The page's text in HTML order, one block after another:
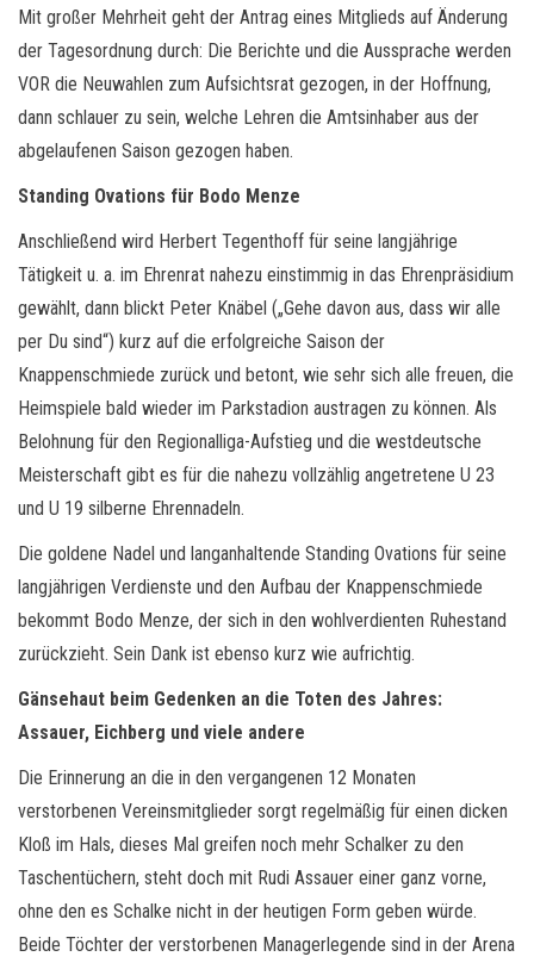
Mit großer Mehrheit geht der Antrag eines Mitglieds auf Änderung
der Tagesordnung durch: Die Berichte und die Aussprache werden
VOR die Neuwahlen zum Aufsichtsrat gezogen, in der Hoffnung,
dann schlauer zu sein, welche Lehren die Amtsinhaber aus der
abgelaufenen Saison gezogen haben.
Standing Ovations für Bodo Menze
Anschließend wird Herbert Tegenthoff für seine langjährige
Tätigkeit u. a. im Ehrenrat nahezu einstimmig in das Ehrenpräsidium
gewählt, dann blickt Peter Knäbel („Gehe davon aus, dass wir alle
per Du sind“) kurz auf die erfolgreiche Saison der
Knappenschmiede zurück und betont, wie sehr sich alle freuen, die
Heimspiele bald wieder im Parkstadion austragen zu können. Als
Belohnung für den Regionalliga-Aufstieg und die westdeutsche
Meisterschaft gibt es für die nahezu vollzählig angetretene U 23
und U 19 silberne Ehrennadeln.
Die goldene Nadel und langanhaltende Standing Ovations für seine
langjährigen Verdienste und den Aufbau der Knappenschmiede
bekommt Bodo Menze, der sich in den wohlverdienten Ruhestand
zurückzieht. Sein Dank ist ebenso kurz wie aufrichtig.
Gänsehaut beim Gedenken an die Toten des Jahres:
Assauer, Eichberg und viele andere
Die Erinnerung an die in den vergangenen 12 Monaten
verstorbenen Vereinsmitglieder sorgt regelmäßig für einen dicken
Kloß im Hals, dieses Mal greifen noch mehr Schalker zu den
Taschentüchern, steht doch mit Rudi Assauer einer ganz vorne,
ohne den es Schalke nicht in der heutigen Form geben würde.
Beide Töchter der verstorbenen Managerlegende sind in der Arena